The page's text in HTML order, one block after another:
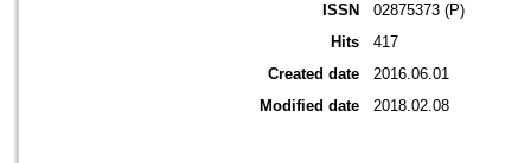
ISSN
02875373 (P)
Hits
417
Created date
2016.06.01
Modified date
2018.02.08